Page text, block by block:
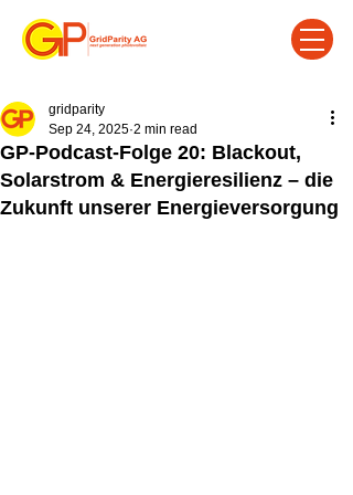
GP-Podcast-Folge 20: Blackout,
Solarstrom & Energieresilienz – die
Zukunft unserer Energieversorgung
gridparity
Sep 24, 2025 2 min read